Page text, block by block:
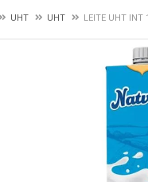
UHT UHT LEITE UHT INT